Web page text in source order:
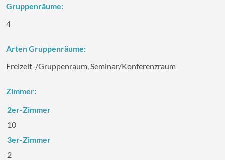
Gruppenräume:
4
Arten Gruppenräume:
Freizeit-/‌Gruppenraum, Seminar/‌Konferenzraum
Zimmer:
2er-Zimmer
10
3er-Zimmer
2